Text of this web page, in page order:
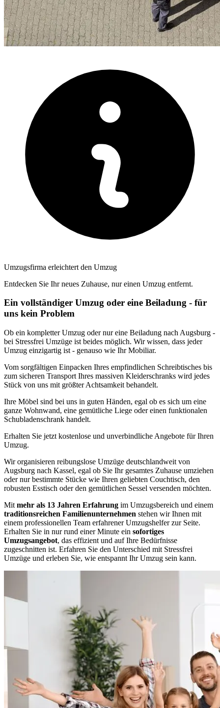
Umzugsfirma erleichtert den Umzug
Entdecken Sie Ihr neues Zuhause, nur einen Umzug entfernt.
Ein vollständiger Umzug oder eine Beiladung - für
uns kein Problem
Ob ein kompletter Umzug oder nur eine Beiladung nach Augsburg -
bei Stressfrei Umzüge ist beides möglich. Wir wissen, dass jeder
Umzug einzigartig ist - genauso wie Ihr Mobiliar.
Vom sorgfältigen Einpacken Ihres empfindlichen Schreibtisches bis
zum sicheren Transport Ihres massiven Kleiderschranks wird jedes
Stück von uns mit größter Achtsamkeit behandelt.
Ihre Möbel sind bei uns in guten Händen, egal ob es sich um eine
ganze Wohnwand, eine gemütliche Liege oder einen funktionalen
Schubladenschrank handelt.
Erhalten Sie jetzt kostenlose und unverbindliche Angebote für Ihren
Umzug.
Wir organisieren reibungslose Umzüge deutschlandweit von
Augsburg nach Kassel, egal ob Sie Ihr gesamtes Zuhause umziehen
oder nur bestimmte Stücke wie Ihren geliebten Couchtisch, den
robusten Esstisch oder den gemütlichen Sessel versenden möchten.
Mit mehr als 13 Jahren Erfahrung im Umzugsbereich und einem
traditionsreichen Familienunternehmen stehen wir Ihnen mit
einem professionellen Team erfahrener Umzugshelfer zur Seite.
Erhalten Sie in nur rund einer Minute ein sofortiges
Umzugsangebot, das effizient und auf Ihre Bedürfnisse
zugeschnitten ist. Erfahren Sie den Unterschied mit Stressfrei
Umzüge und erleben Sie, wie entspannt Ihr Umzug sein kann.